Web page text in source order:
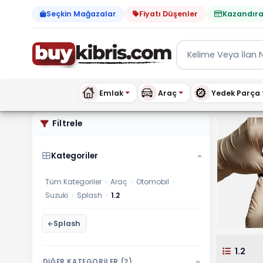
Seçkin Mağazalar Fiyatı Düşenler
Emlak Araç Yedek Parça
Suzuki 1.2 ilanları,
Filtrele
Kategoriler ›
Tüm Kategoriler › Araç › Otomobil ›
Suzuki › Splash › 1.2
Splash
›
1.2